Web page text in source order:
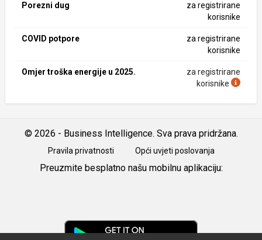
Porezni dug
za registrirane
korisnike
COVID potpore
za registrirane
korisnike
Omjer troška energije u 2025.
za registrirane
korisnike
© 2026 - Business Intelligence. Sva prava pridržana.
Pravila privatnosti Opći uvjeti poslovanja
Preuzmite besplatno našu mobilnu aplikaciju: